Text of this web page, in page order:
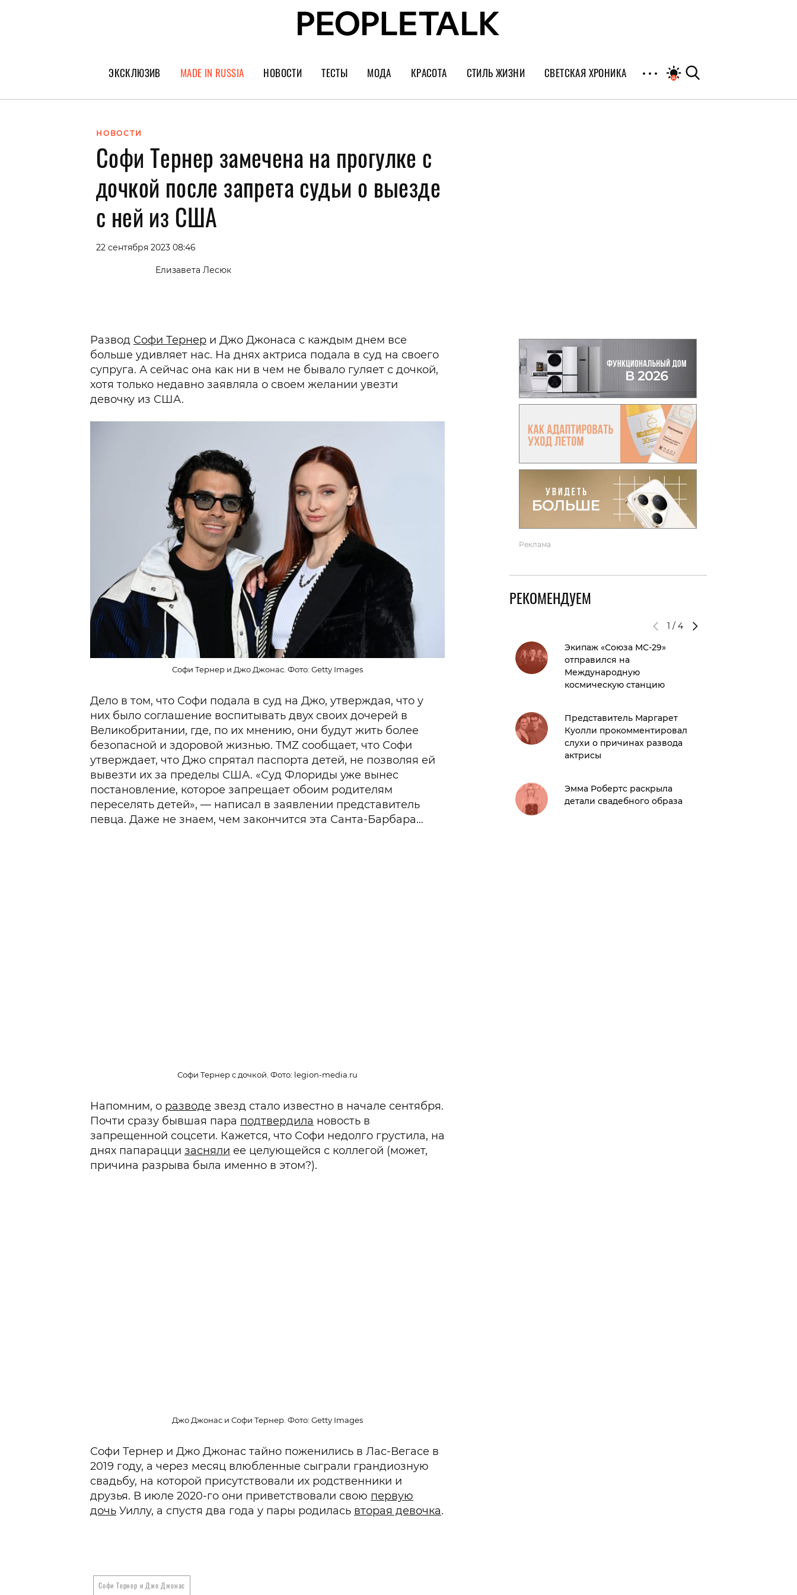
ЭКСКЛЮЗИВ
ГЕРОИ PEOPLETALK
ИНТЕРВЬЮ
ПОКОЛЕНИЕ
MADE IN RUSSIA НОВОСТИ ТЕСТЫ МОДА
Тренды
Украшения и часы
КРАСОТА
Уход за лицом
Парфюм
Спорт
СТИЛЬ ЖИЗНИ
Культура
СВЕТСКАЯ ХРОНИКА
НОВОСТИ
Софи Тернер замечена на прогулке с
дочкой после запрета судьи о выезде
с ней из США
22 сентября 2023 08:46
Елизавета Лесюк
Развод Софи Тернер и Джо Джонаса с каждым днем все
больше удивляет нас. На днях актриса подала в суд на своего
супруга. А сейчас она как ни в чем не бывало гуляет с дочкой,
хотя только недавно заявляла о своем желании увезти
девочку из США.
Софи Тернер и Джо Джонас. Фото: Getty Images
Дело в том, что Софи подала в суд на Джо, утверждая, что у
них было соглашение воспитывать двух своих дочерей в
Великобритании, где, по их мнению, они будут жить более
безопасной и здоровой жизнью. TMZ сообщает, что Софи
утверждает, что Джо спрятал паспорта детей, не позволяя ей
вывезти их за пределы США. «Суд Флориды уже вынес
постановление, которое запрещает обоим родителям
переселять детей», — написал в заявлении представитель
певца. Даже не знаем, чем закончится эта Санта-Барбара…
Софи Тернер с дочкой. Фото: legion-media.ru
Напомним, о разводе звезд стало известно в начале сентября.
Почти сразу бывшая пара подтвердила новость в
запрещенной соцсети. Кажется, что Софи недолго грустила, на
днях папарацци засняли ее целующейся с коллегой (может,
причина разрыва была именно в этом?).
Джо Джонас и Софи Тернер. Фото: Getty Images
Софи Тернер и Джо Джонас тайно поженились в Лас-Вегасе в
2019 году, а через месяц влюбленные сыграли грандиозную
свадьбу, на которой присутствовали их родственники и
друзья. В июле 2020-го они приветствовали свою первую
дочь Уиллу, а спустя два года у пары родилась вторая девочка.
Софи Тернер и Джо Джонас
Реклама
РЕКОМЕНДУЕМ
1 /4
Экипаж «Союза МС-29»
отправился на
Международную
космическую станцию
Представитель Маргарет
Куолли прокомментировал
слухи о причинах развода
актрисы
Эмма Робертс раскрыла
детали свадебного образа